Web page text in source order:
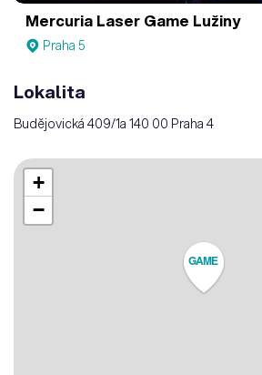
Mercuria Laser Game Lužiny
Praha 5
Lokalita
Budějovická 409/1a 140 00 Praha 4
GAME
+
−